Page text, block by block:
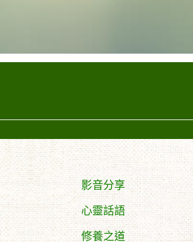
影音分享
心靈話語
修養之道